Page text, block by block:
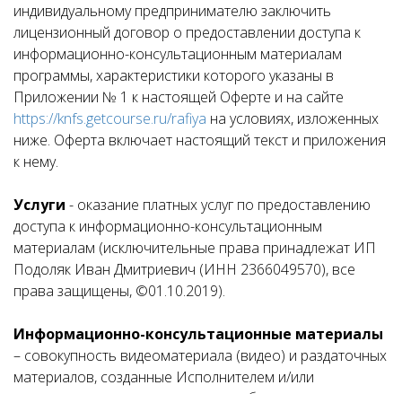
индивидуальному предпринимателю заключить
лицензионный договор о предоставлении доступа к
информационно-консультационным материалам
программы, характеристики которого указаны в
Приложении № 1 к настоящей Оферте и на сайте
https://knfs.getcourse.ru/rafiya на условиях, изложенных
ниже. Оферта включает настоящий текст и приложения
к нему.
Услуги - оказание платных услуг по предоставлению
доступа к информационно-консультационным
материалам (исключительные права принадлежат ИП
Подоляк Иван Дмитриевич (ИНН 2366049570), все
права защищены, ©01.10.2019).
Информационно-консультационные материалы
– совокупность видеоматериала (видео) и раздаточных
материалов, созданные Исполнителем и/или